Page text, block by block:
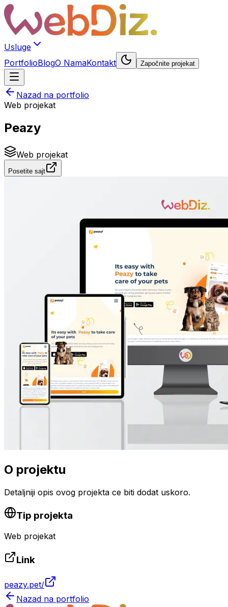
Usluge
PortfolioBlogO NamaKontakt Započnite projekat
Nazad na portfolio
Web projekat
Peazy
Web projekat
Posetite sajt
O projektu
Detaljniji opis ovog projekta ce biti dodat uskoro.
Tip projekta
Web projekat
Link
peazy.pet/
Nazad na portfolio